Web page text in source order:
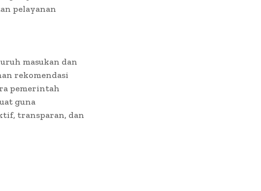
pelayanan
masukan dan
rekomendasi
pemerintah
guna
transparan, dan